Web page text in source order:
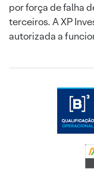
por força de falha
terceiros. A XP
autorizada a